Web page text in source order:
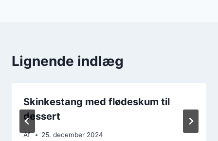
Lignende indlæg
Skinkestang med flødeskum til
dessert
Af 25. december 2024